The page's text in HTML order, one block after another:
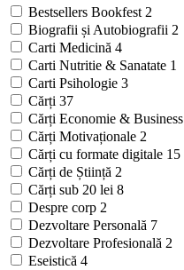
Bestsellers Bookfest 2
Biografii și Autobiografii 2
Carti Medicină 4
Carti Nutritie & Sanatate 1
Carti Psihologie 3
Cărți 37
Cărți Economie & Business
Cărți Motivaționale 2
Cărți cu formate digitale 15
Cărți de Știință 2
Cărți sub 20 lei 8
Despre corp 2
Dezvoltare Personală 7
Dezvoltare Profesională 2
Eseistică 4